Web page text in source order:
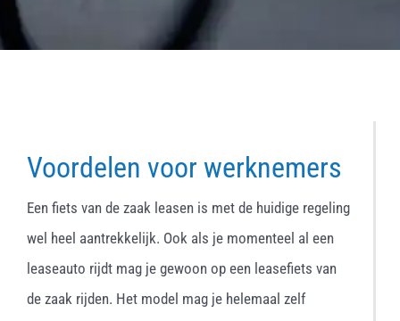
Voordelen voor werknemers
Een fiets van de zaak leasen is met de huidige regeling
wel heel aantrekkelijk. Ook als je momenteel al een
leaseauto rijdt mag je gewoon op een leasefiets van
de zaak rijden. Het model mag je helemaal zelf